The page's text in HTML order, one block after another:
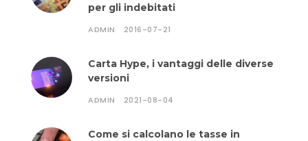
per gli indebitati
ADMIN 2016-07-21
Carta Hype, i vantaggi delle diverse
versioni
ADMIN 2021-08-04
Come si calcolano le tasse in